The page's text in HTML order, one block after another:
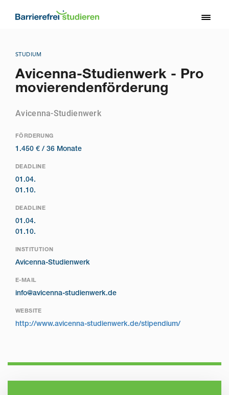
STUDIUM
Avicenna-Studienwerk - Pro
movierendenförderung
Avicenna-Studienwerk
FÖRDERUNG
1.450 € / 36 Monate
DEADLINE
01.04.
01.10.
DEADLINE
01.04.
01.10.
INSTITUTION
Avicenna-Studienwerk
E-MAIL
info@avicenna-studienwerk.de
WEBSITE
http://www.avicenna-studienwerk.de/stipendium/